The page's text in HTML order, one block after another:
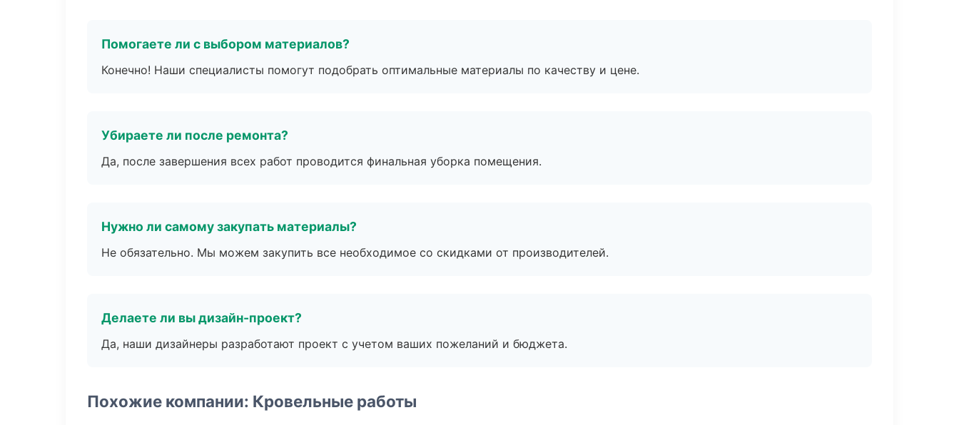
Помогаете ли с выбором материалов?
Конечно! Наши специалисты помогут подобрать оптимальные материалы по качеству и цене.
Убираете ли после ремонта?
Да, после завершения всех работ проводится финальная уборка помещения.
Нужно ли самому закупать материалы?
Не обязательно. Мы можем закупить все необходимое со скидками от производителей.
Делаете ли вы дизайн-проект?
Да, наши дизайнеры разработают проект с учетом ваших пожеланий и бюджета.
Похожие компании: Кровельные работы